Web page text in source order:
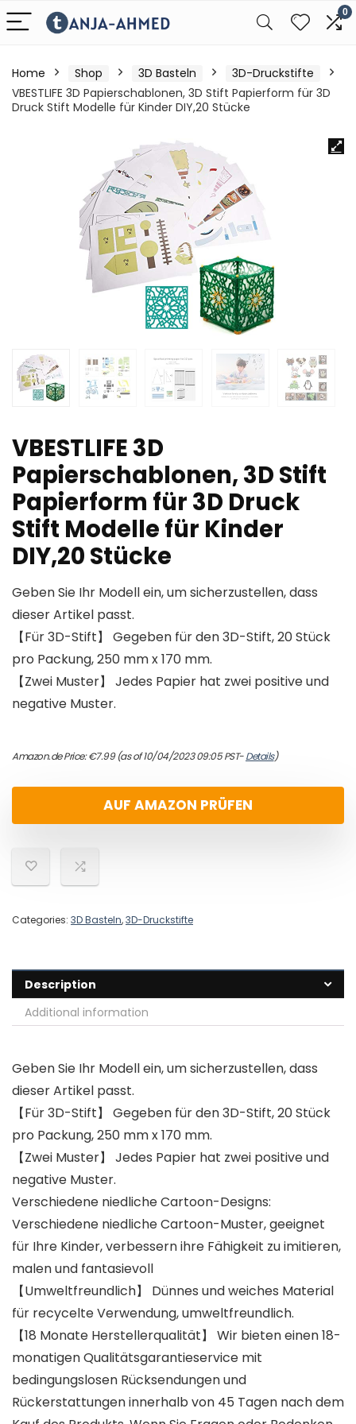
0
Home Shop 3D Basteln
3D-Druckstifte
VBESTLIFE 3D Papierschablonen, 3D Stift Papierform für 3D
Druck Stift Modelle für Kinder DIY,20 Stücke
VBESTLIFE 3D
Papierschablonen, 3D Stift
Papierform für 3D Druck
Stift Modelle für Kinder
DIY,20 Stücke
Geben Sie Ihr Modell ein, um sicherzustellen, dass
dieser Artikel passt.
【Für 3D-Stift】 Gegeben für den 3D-Stift, 20 Stück
pro Packung, 250 mm x 170 mm.
【Zwei Muster】 Jedes Papier hat zwei positive und
negative Muster.
Amazon.de Price:€7.99(as of 10/04/2023 09:05 PST-Details)
AUF AMAZON PRÜFEN
Categories: 3D Basteln,3D-Druckstifte
Description
Additional information
Geben Sie Ihr Modell ein, um sicherzustellen, dass
dieser Artikel passt.
【Für 3D-Stift】 Gegeben für den 3D-Stift, 20 Stück
pro Packung, 250 mm x 170 mm.
【Zwei Muster】 Jedes Papier hat zwei positive und
negative Muster.
Verschiedene niedliche Cartoon-Designs:
Verschiedene niedliche Cartoon-Muster, geeignet
für Ihre Kinder, verbessern ihre Fähigkeit zu imitieren,
malen und fantasievoll
【Umweltfreundlich】 Dünnes und weiches Material
für recycelte Verwendung, umweltfreundlich.
【18 Monate Herstellerqualität】 Wir bieten einen 18-
monatigen Qualitätsgarantieservice mit
bedingungslosen Rücksendungen und
Rückerstattungen innerhalb von 45 Tagen nach dem